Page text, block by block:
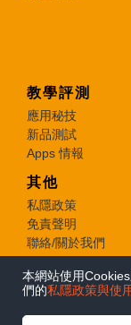
教學評測
應用秘技
新品測試
Apps 情報
其他
私隱政策
免責聲明
聯絡/關於我們
© 2026 e-zone.
本網站使用
們的私隱政策與使